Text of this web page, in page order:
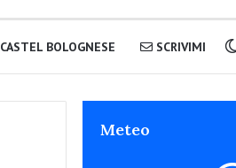
CASTEL BOLOGNESE SCRIVIMI
Meteo